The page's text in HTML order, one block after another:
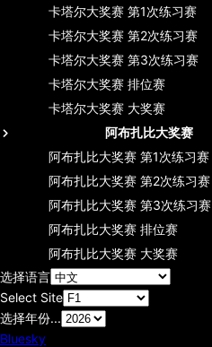
卡塔尔大奖赛 第1次练习赛
卡塔尔大奖赛 第2次练习赛
卡塔尔大奖赛 第3次练习赛
卡塔尔大奖赛 排位赛
卡塔尔大奖赛 大奖赛
阿布扎比大奖赛
阿布扎比大奖赛 第1次练习赛
阿布扎比大奖赛 第2次练习赛
阿布扎比大奖赛 第3次练习赛
阿布扎比大奖赛 排位赛
阿布扎比大奖赛 大奖赛
选择语言
Select Site
选择年份...
Bluesky